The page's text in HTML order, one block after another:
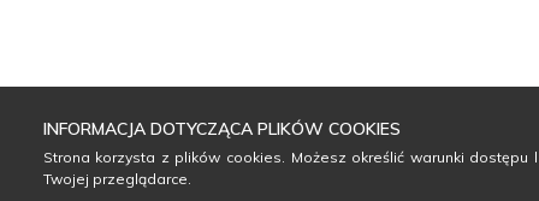
INFORMACJA DOTYCZĄCA PLIKÓW COOKIES
Strona korzysta z plików cookies. Możesz określić warunki
Twojej przeglądarce.